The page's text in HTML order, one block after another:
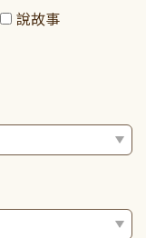
說故事